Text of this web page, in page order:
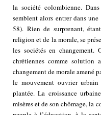
la société colombienne.
semblent alors entrer dans
58). Rien de surprenant,
religion et de la morale, se
les sociétés en changement.
chrétiennes comme
changement de morale amené
le mouvement ouvrier
plantée. La croissance
misères et de son chômage, la